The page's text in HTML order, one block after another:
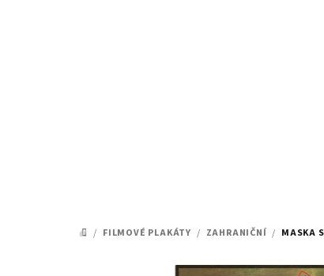
DOMŮ
/ FILMOVÉ PLAKÁTY / ZAHRANIČNÍ / MASKA